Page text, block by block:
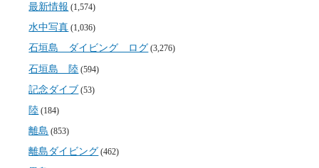
最新情報 (1,574)
水中写真 (1,036)
石垣島 ダイビング ログ (3,276)
石垣島 陸 (594)
記念ダイブ (53)
陸 (184)
離島 (853)
離島ダイビング (462)